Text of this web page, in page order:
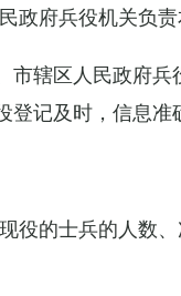
政府兵役机关负责
市辖区人民政府
记及时，信息准
役的士兵的人数